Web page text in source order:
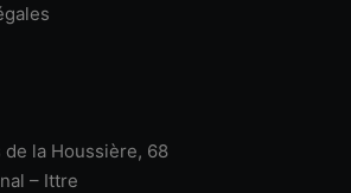
de la Houssière, 68
– Ittre